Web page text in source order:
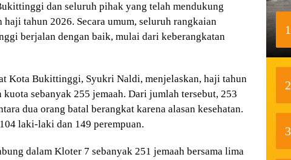
dan seluruh pihak yang telah mendukung
tahun 2026. Secara umum, seluruh rangkaian
berjalan dengan baik, mulai dari keberangkatan
Kota Bukittinggi, Syukri Naldi, menjelaskan, haji tahun
sebanyak 255 jemaah. Dari jumlah tersebut, 253
dua orang batal berangkat karena alasan kesehatan.
laki-laki dan 149 perempuan.
dalam Kloter 7 sebanyak 251 jemaah bersama lima
1
2
3